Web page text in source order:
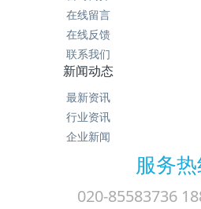
在线留言
在线反馈
联系我们
新闻动态
最新资讯
行业资讯
企业新闻
服务
020-85583736